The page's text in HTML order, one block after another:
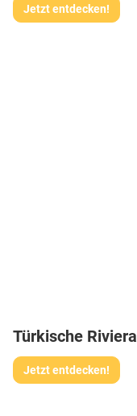
Jetzt entdecken!
Türkische Riviera
Jetzt entdecken!